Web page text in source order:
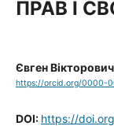
ПРАВ І
Євген
https://orcid.org/0000-
DOI: https://